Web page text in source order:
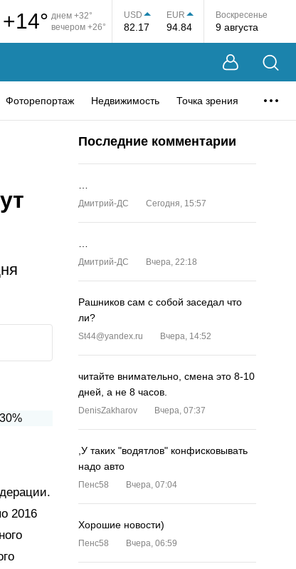
+14° днем +32°
вечером +26°
USD
82.17
EUR
94.84
Воскресенье
9 августа
Фоторепортаж Недвижимость Точка зрения
2016
Последние комментарии
Дмитрий-ДС Сегодня, 15:57
Дмитрий-ДС Вчера, 22:18
Рашников сам с собой заседал что
ли?
St44@yandex.ru Вчера, 14:52
читайте внимательно, смена это 8-10
дней, а не 8 часов.
DenisZakharov Вчера, 07:37
,У таких "водятлов" конфисковывать
надо авто
Пенс58 Вчера, 07:04
Хорошие новости)
Пенс58 Вчера, 06:59